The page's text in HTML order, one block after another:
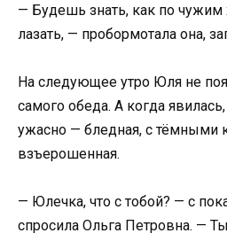
— Будешь знать, как по чужим
лазать, — пробормотала она,
На следующее утро Юля не
самого обеда. А когда
ужасно — бледная, с тёмными
взъерошенная.
— Юлечка, что с тобой? — с
спросила Ольга Петровна. —